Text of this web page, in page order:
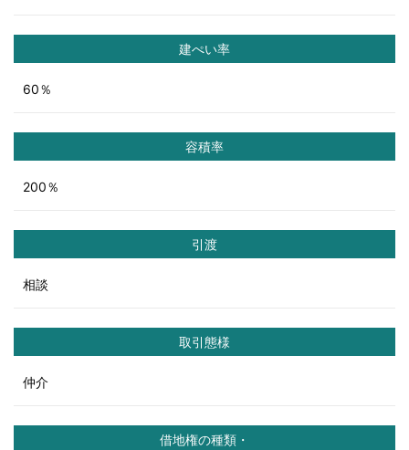
建ぺい率
60％
容積率
200％
引渡
相談
取引態様
仲介
借地権の種類・